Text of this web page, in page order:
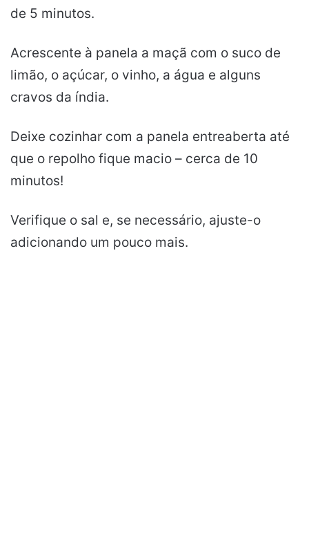
de 5 minutos.
Acrescente à panela a maçã com o suco de
limão, o açúcar, o vinho, a água e alguns
cravos da índia.
Deixe cozinhar com a panela entreaberta até
que o repolho fique macio – cerca de 10
minutos!
Verifique o sal e, se necessário, ajuste-o
adicionando um pouco mais.